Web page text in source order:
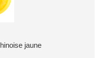
jaune